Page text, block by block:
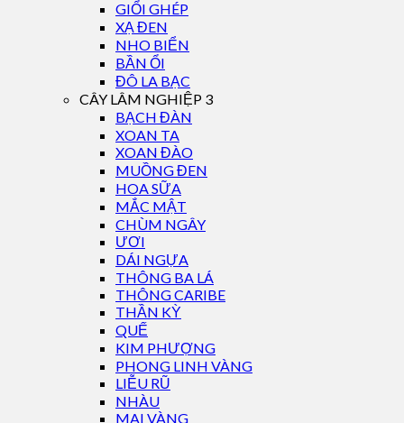
GIỔI GHÉP
XẠ ĐEN
NHO BIỂN
BẦN ỔI
ĐÔ LA BẠC
CÂY LÂM NGHIỆP 3
BẠCH ĐÀN
XOAN TA
XOAN ĐÀO
MUỒNG ĐEN
HOA SỮA
MẮC MẬT
CHÙM NGÂY
ƯƠI
DÁI NGỰA
THÔNG BA LÁ
THÔNG CARIBE
THẦN KỲ
QUẾ
KIM PHƯỢNG
PHONG LINH VÀNG
LIỄU RŨ
NHÀU
MAI VÀNG